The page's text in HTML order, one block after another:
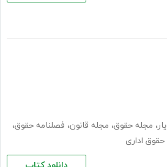
، مجله حقوق، مجله قانون، فصلنامه حقوق،
حقوق اداری